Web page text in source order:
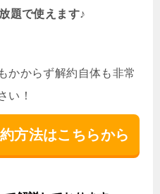
題で使えます♪
かからず解約自体も非常
い！
方法はこちらから